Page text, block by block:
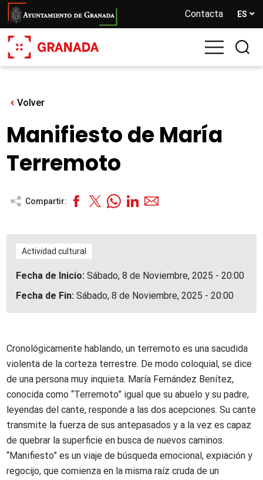
Pasar
contenido
principal
Contacta ES
Volver
Manifiesto de María
Terremoto
Compartir:
Actividad cultural
Fecha de Inicio:Sábado, 8 de Noviembre, 2025 - 20:00
Fecha de Fin:Sábado, 8 de Noviembre, 2025 - 20:00
Cronológicamente hablando, un terremoto es una sacudida
violenta de la corteza terrestre. De modo coloquial, se dice
de una persona muy inquieta. María Fernández Benítez,
conocida como “Terremoto” igual que su abuelo y su padre,
leyendas del cante, responde a las dos acepciones. Su cante
transmite la fuerza de sus antepasados y a la vez es capaz
de quebrar la superficie en busca de nuevos caminos.
“Manifiesto” es un viaje de búsqueda emocional, expiación y
regocijo, que comienza en la misma raíz cruda de un